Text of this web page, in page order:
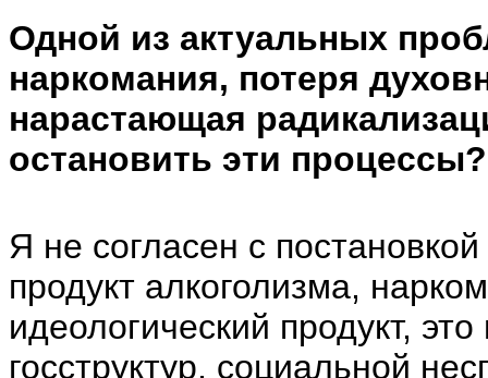
Одной из актуальных
наркомания, потеря
нарастающая
остановить эти процессы?
Я не согласен с
продукт алкоголизма,
идеологический продукт,
госструктур, социальной